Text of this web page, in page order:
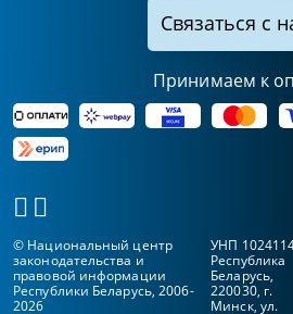
Связаться с
Принимаем к
© Национальный центр
законодательства и
правовой информации
Республики Беларусь, 2006-
2026
УНП
Республика
Беларусь,
220030, г.
Минск, ул.